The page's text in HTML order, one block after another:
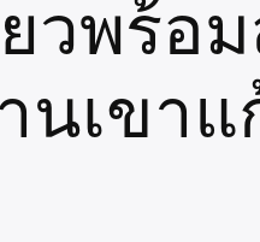
วพร้อ
เขาแ